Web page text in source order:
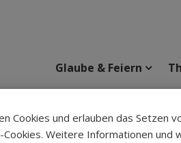
Glaube & Feiern
Cookies und erlauben das Setzen
Weitere Informationen und